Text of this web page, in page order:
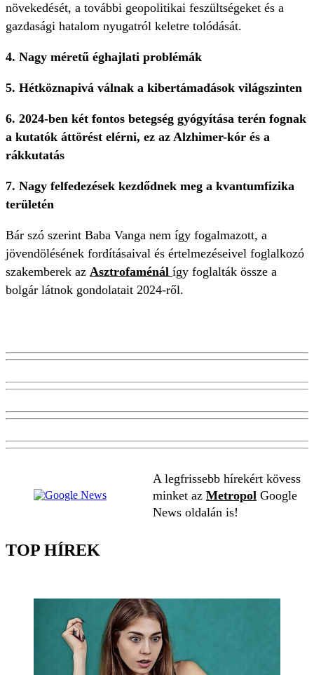
növekedését, a további geopolitikai feszültségeket és a
gazdasági hatalom nyugatról keletre tolódását.
4. Nagy méretű éghajlati problémák
5. Hétköznapivá válnak a kibertámadások világszinten
6. 2024-ben két fontos betegség gyógyítása terén fognak
a kutatók áttörést elérni, ez az Alzhimer-kór és a
rákkutatás
7. Nagy felfedezések kezdődnek meg a kvantumfizika
területén
Bár szó szerint Baba Vanga nem így fogalmazott, a
jövendölésének fordításaival és értelmezéseivel foglalkozó
szakemberek az Asztrofaménál így foglalták össze a
bolgár látnok gondolatait 2024-ről.
A legfrissebb hírekért kövess
minket az Metropol Google
News oldalán is!
TOP HÍREK